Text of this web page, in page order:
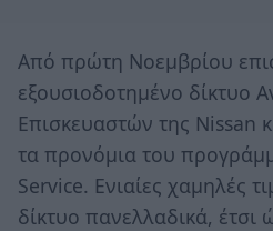
Από πρώτη Νοεμβρίου
εξουσιοδοτημένο δίκτυο
Επισκευαστών της Nissan
τα προνόμια του
Service. Ενιαίες χαμηλές
δίκτυο πανελλαδικά,